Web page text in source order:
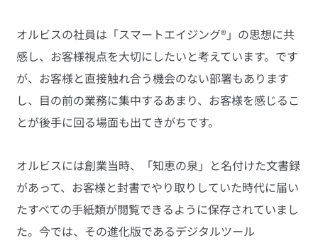
オルビスの社員は「スマートエイジング®」の思想に共
感し、お客様視点を大切にしたいと考えています。です
が、お客様と直接触れ合う機会のない部署もあります
し、目の前の業務に集中するあまり、お客様を感じるこ
とが後手に回る場面も出てきがちです。
オルビスには創業当時、「知恵の泉」と名付けた文書録
があって、お客様と封書でやり取りしていた時代に届い
たすべての手紙類が閲覧できるように保存されていまし
た。今では、その進化版であるデジタルツール